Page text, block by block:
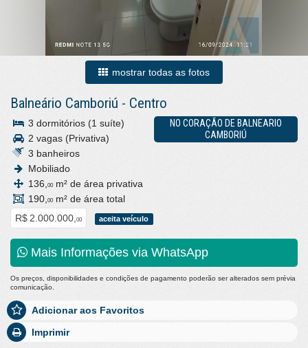
mostrar todas as fotos
Balneário Camboriú - Centro
NO CORAÇÃO DE BALNEARIO
CAMBORIÚ
3 dormitórios (1 suíte)
2 vagas (Privativa)
3 banheiros
Mobiliado
136, 00 m² de área privativa
190, 00 m² de área total
R$ 2.000.000, 00 aceita veículo
Mais Informações via WhatsApp
Os preços, disponibilidades e condições de pagamento poderão ser alterados sem prévia
comunicação.
Adicionar aos Favoritos
Imprimir